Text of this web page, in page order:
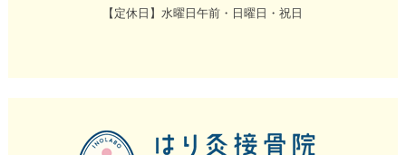
【定休日】水曜日午前・日曜日・祝日